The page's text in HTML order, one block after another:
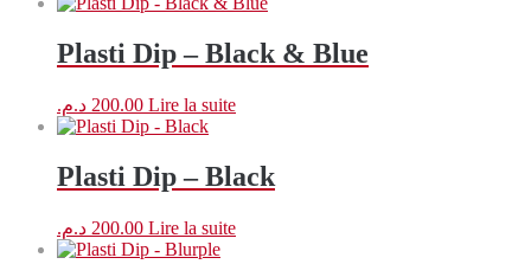
Plasti Dip – Black & Blue
200.00 د.م. Lire la suite
Plasti Dip – Black
200.00 د.م. Lire la suite